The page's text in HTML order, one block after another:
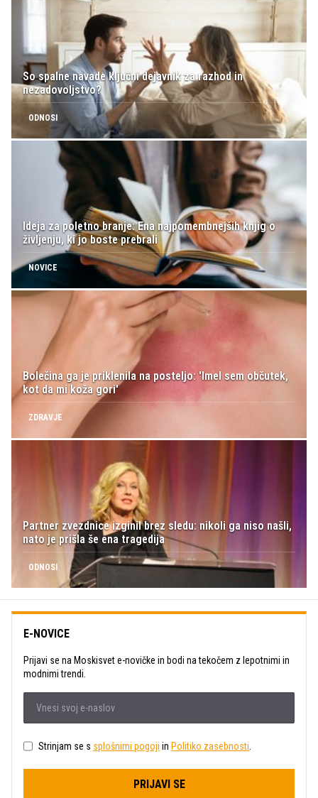
So spalne navade ključni dejavnik za razhod in
nezadovoljstvo?
ODNOSI
Ideja za poletno branje: Ena najpomembnejših knjig o
življenju, ki jo boste prebrali
NOVICE
Bolečina ga je priklenila na posteljo: 'Imel sem občutek,
kot da mi koža gori'
ZDRAVJE
Partner zvezdnice izginil brez sledu: nikoli ga niso našli,
nato je prišla še ena tragedija
ODNOSI
E-NOVICE
Prijavi se na Moskisvet e-novičke in bodi na tekočem z lepotnimi in
modnimi trendi.
Strinjam se s splošnimi pogoji in Politiko zasebnosti
PRIJAVI SE